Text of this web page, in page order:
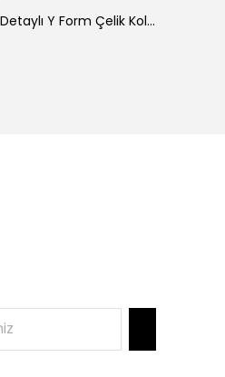
Altın Renkli Taş Detaylı Y Form Çelik Kolye